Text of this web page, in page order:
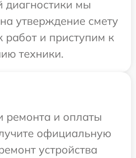
диагностики мы
утверждение смету
работ и приступим к
техники.
ремонта и оплаты
официальную
устройства